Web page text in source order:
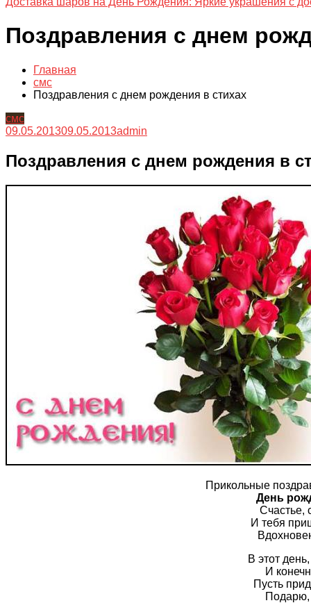
Поздравления с днем
Главная
смс
Поздравления с днем рождения в стихах
смс
09.05.201309.05.2013admin
Поздравления с днем рождения в
Прикольные
День
Счастье,
И тебя
В этот
И
Пусть
Подарю,